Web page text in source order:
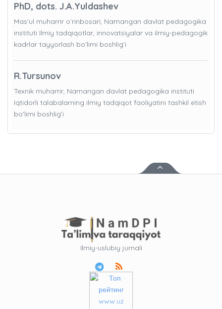
PhD, dots. J.A.Yuldashev
Mas’ul muharrir o’rinbosari, Namangan davlat pedagogika
instituti Ilmiy tadqiqotlar, innovatsiyalar va ilmiy-pedagogik
kadrlar tayyorlash bo'limi boshlig’i
R.Tursunov
Texnik muharrir, Namangan davlat pedagogika instituti
Iqtidorli talabalarning ilmiy tadqiqot faoliyatini tashkil etish
bo'limi boshlig’i
Ilmiy-uslubiy jurnali